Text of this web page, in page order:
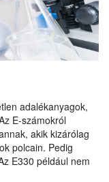
adalékanyagok,
E-számokról
akik kizárólag
polcain. Pedig
E330 például nem